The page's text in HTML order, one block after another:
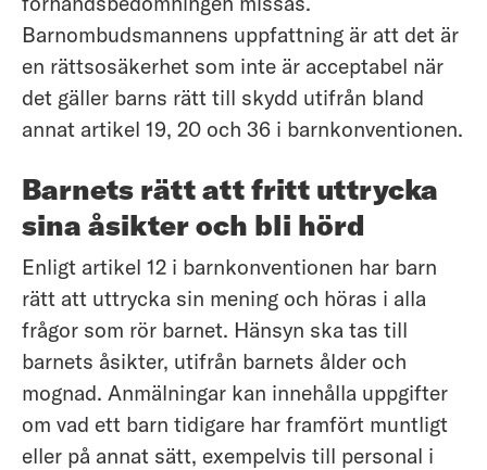
Barnombudsmannens uppfattning är att det är
en rättsosäkerhet som inte är acceptabel när
det gäller barns rätt till skydd utifrån bland
annat artikel 19, 20 och 36 i barnkonventionen.
Barnets rätt att fritt uttrycka
sina åsikter och bli hörd
Enligt artikel 12 i barnkonventionen har barn
rätt att uttrycka sin mening och höras i alla
frågor som rör barnet. Hänsyn ska tas till
barnets åsikter, utifrån barnets ålder och
mognad. Anmälningar kan innehålla uppgifter
om vad ett barn tidigare har framfört muntligt
eller på annat sätt, exempelvis till personal i